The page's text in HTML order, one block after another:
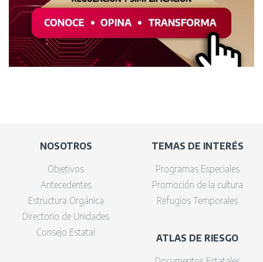
NOSOTROS
Objetivos
Antecedentes
Estructura Orgánica
Directorio de Unidades
Consejo Estatal
TEMAS DE INTERÉS
Programas Especiales
Promoción de la cultura
Refugios Temporales
ATLAS DE RIESGO